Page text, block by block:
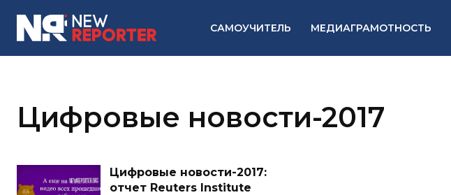
САМОУЧИТЕЛЬ МЕДИАГРАМОТНОСТЬ
Цифровые новости-2017
Цифровые новости-2017:
отчет Reuters Institute